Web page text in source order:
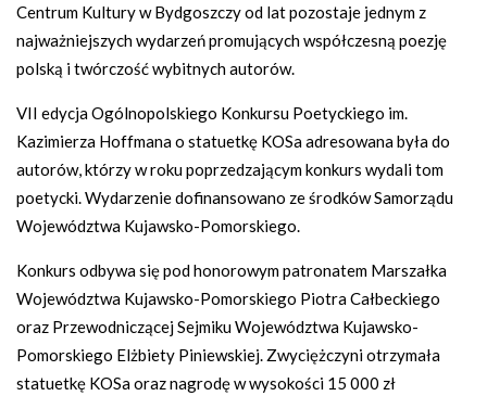
Centrum Kultury w Bydgoszczy od lat pozostaje jednym z
najważniejszych wydarzeń promujących współczesną poezję
polską i twórczość wybitnych autorów.
VII edycja Ogólnopolskiego Konkursu Poetyckiego im.
Kazimierza Hoffmana o statuetkę KOSa adresowana była do
autorów, którzy w roku poprzedzającym konkurs wydali tom
poetycki. Wydarzenie dofinansowano ze środków Samorządu
Województwa Kujawsko-Pomorskiego.
Konkurs odbywa się pod honorowym patronatem Marszałka
Województwa Kujawsko-Pomorskiego Piotra Całbeckiego
oraz Przewodniczącej Sejmiku Województwa Kujawsko-
Pomorskiego Elżbiety Piniewskiej. Zwyciężczyni otrzymała
statuetkę KOSa oraz nagrodę w wysokości 15 000 zł